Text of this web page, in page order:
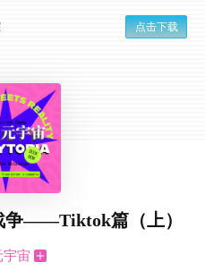
点击下载
争——Tiktok篇（上）
宙